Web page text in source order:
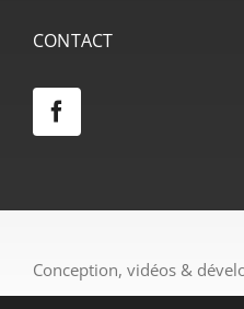
CONTACT
Conception, vidéos &